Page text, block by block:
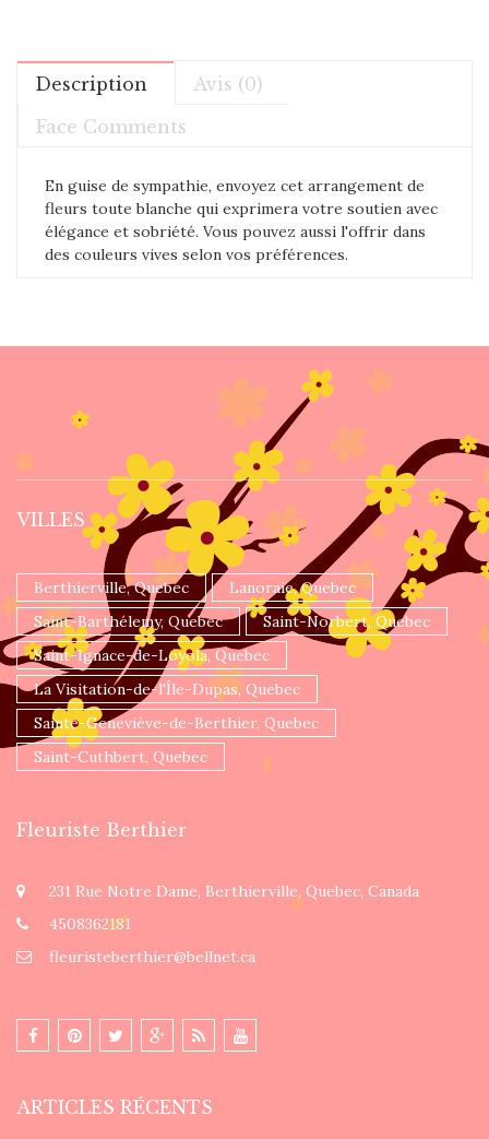
Description
Avis (0)
Face Comments
En guise de sympathie, envoyez cet arrangement de
fleurs toute blanche qui exprimera votre soutien avec
élégance et sobriété. Vous pouvez aussi l'offrir dans
des couleurs vives selon vos préférences.
VILLES
Berthierville, Quebec
Lanoraie, Quebec
Saint-Barthélemy, Quebec
Saint-Norbert, Quebec
Saint-Ignace-de-Loyola, Quebec
La Visitation-de-l'Île-Dupas, Quebec
Sainte-Geneviève-de-Berthier, Quebec
Saint-Cuthbert, Quebec
Fleuriste Berthier
231 Rue Notre Dame, Berthierville, Quebec, Canada
4508362181
fleuristeberthier@bellnet.ca
ARTICLES RÉCENTS